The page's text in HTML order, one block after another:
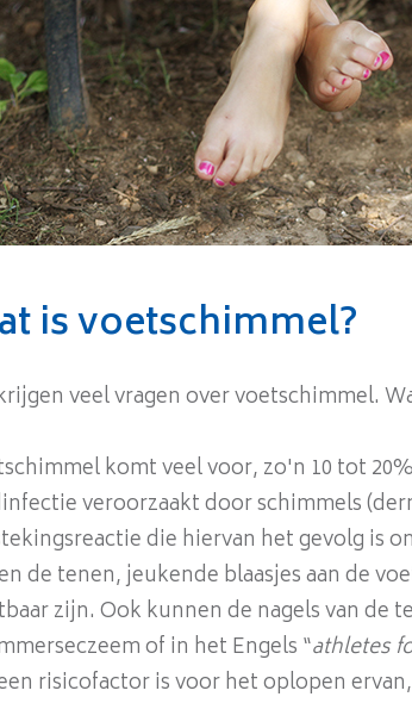
is voetschimmel?
veel vragen over voetschimmel.
komt veel voor, zo'n 10 tot
veroorzaakt door schimmels
die hiervan het gevolg is
de tenen, jeukende blaasjes aan de
zijn. Ook kunnen de nagels van de
of in het Engels “athletes
risicofactor is voor het oplopen